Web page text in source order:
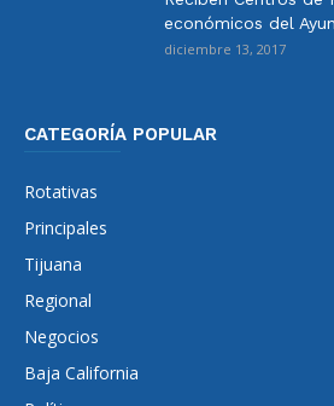
económicos del
diciembre 13, 2017
CATEGORÍA POPULAR
Rotativas
Principales
Tijuana
Regional
Negocios
Baja California